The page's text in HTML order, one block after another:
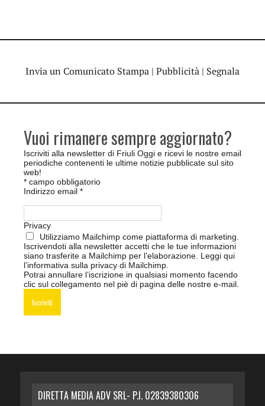
Invia un Comunicato Stampa | Pubblicità | Segnala
Vuoi rimanere sempre aggiornato?
Iscriviti alla newsletter di Friuli Oggi e ricevi le nostre email
periodiche contenenti le ultime notizie pubblicate sul sito
web!
* campo obbligatorio
Indirizzo email *
Privacy
Utilizziamo Mailchimp come piattaforma di marketing.
Iscrivendoti alla newsletter accetti che le tue informazioni
siano trasferite a Mailchimp per l’elaborazione. Leggi qui
l’informativa sulla privacy di Mailchimp.
Potrai annullare l’iscrizione in qualsiasi momento facendo
clic sul collegamento nel piè di pagina delle nostre e-mail.
DIRETTA MEDIA ADV SRL- P.I. 02839380306